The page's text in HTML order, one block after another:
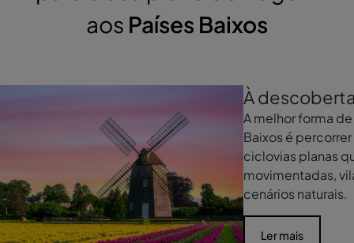
aos Países Baixos
À
A melhor forma
Baixos é
ciclovias planas
movimentadas,
cenários naturais.
Ler mais